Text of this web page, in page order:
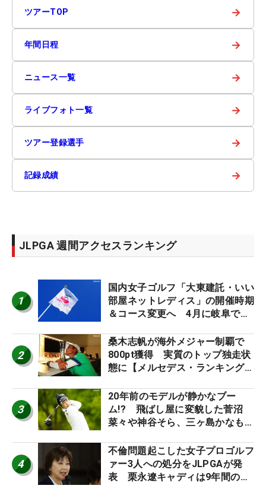
ツアーTOP →
年間日程 →
ニュース一覧 →
ライブフォト一覧 →
ツアー登録選手 →
記録成績 →
JLPGA 週間アクセスランキング
1
国内女子ゴルフ「大東建託・いい
部屋ネットレディス」の開催時期
＆コース変更へ 4月に岐阜で開
2
桑木志帆が海外メジャー制覇で
800pt獲得 実質のトップ独走状
態に【メルセデス・ランキング番
3
20年前のモデルが静かなブー
ム!? 飛ばし屋に変貌した菅沼
菜々や神谷そら、三ヶ島かなも使
ロたちの“飛ばしギア”】
4
不倫問題起こした女子プロゴルフ
ァー3人への処分をJLPGAが発
表 栗永遼キャディは9年間の立